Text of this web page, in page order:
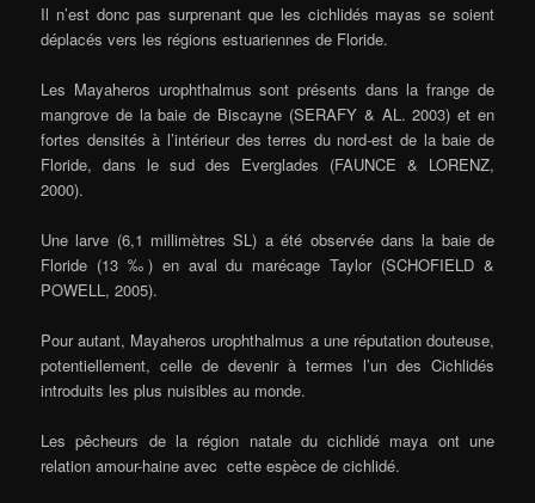
Il n’est donc pas surprenant que les cichlidés mayas se soient
déplacés vers les régions estuariennes de Floride.
Les Mayaheros urophthalmus sont présents dans la frange de
mangrove de la baie de Biscayne (SERAFY & AL. 2003) et en
fortes densités à l’intérieur des terres du nord-est de la baie de
Floride, dans le sud des Everglades (FAUNCE & LORENZ,
2000).
Une larve (6,1 millimètres SL) a été observée dans la baie de
Floride (13 ‰) en aval du marécage Taylor (SCHOFIELD &
POWELL, 2005).
Pour autant, Mayaheros urophthalmus a une réputation douteuse,
potentiellement, celle de devenir à termes l’un des Cichlidés
introduits les plus nuisibles au monde.
Les pêcheurs de la région natale du cichlidé maya ont une
relation amour-haine avec cette espèce de cichlidé.